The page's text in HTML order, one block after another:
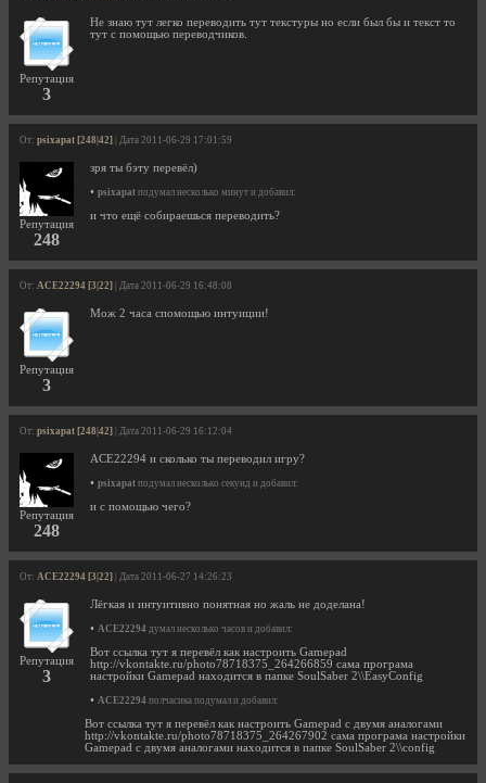
Репутация
3
Не знаю тут легко переводить тут текстуры но если был бы и текст то
тут с помощью переводчиков.
От: psixapat [248|42] | Дата 2011-06-29 17:01:59
Репутация
248
зря ты бэту перевёл)
• psixapat подумал несколько минут и добавил:
и что ещё собираешься переводить?
От: ACE22294 [3|22] | Дата 2011-06-29 16:48:08
Репутация
3
Мож 2 часа спомощью интуиции!
От: psixapat [248|42] | Дата 2011-06-29 16:12:04
Репутация
248
ACE22294 и сколько ты переводил игру?
• psixapat подумал несколько секунд и добавил:
и с помощью чего?
От: ACE22294 [3|22] | Дата 2011-06-27 14:26:23
Репутация
3
Лёгкая и интуитивно понятная но жаль не доделана!
• ACE22294 думал несколько часов и добавил:
Вот ссылка тут я перевёл как настроить Gamepad
http://vkontakte.ru/photo78718375_264266859 сама програма
настройки Gamepad находится в папке SoulSaber 2\\EasyConfig
• ACE22294 полчасика подумал и добавил:
Вот ссылка тут я перевёл как настроить Gamepad с двумя аналогами
http://vkontakte.ru/photo78718375_264267902 сама програма настройки
Gamepad с двумя аналогами находится в папке SoulSaber 2\\config